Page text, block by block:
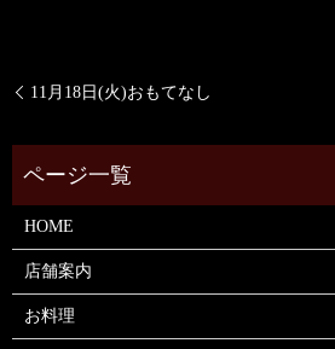
11月18日(火)おもてなし
HOME
店舗案内
お料理